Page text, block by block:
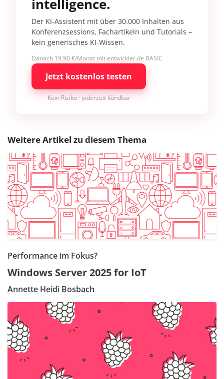
intelligence.
Der KI-Assistent mit über 30.000 Inhalten aus
Konferenzsessions, Fachartikeln und Tutorials –
kein generisches KI-Wissen.
Danach 19,90 €/Monat mit entwickler.de BASIC
Jetzt kostenlos testen
Kein Risiko · jederzeit kündbar
Weitere Artikel zu diesem Thema
Performance im Fokus?
Windows Server 2025 for IoT
Annette Heidi Bosbach